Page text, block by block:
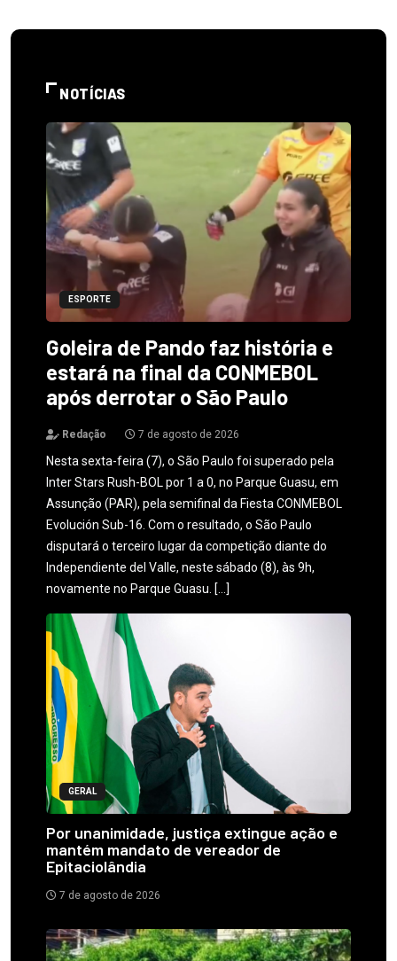
NOTÍCIAS
ESPORTE
Goleira de Pando faz história e
estará na final da CONMEBOL
após derrotar o São Paulo
Redação 7 de agosto de 2026
Nesta sexta-feira (7), o São Paulo foi superado pela
Inter Stars Rush-BOL por 1 a 0, no Parque Guasu, em
Assunção (PAR), pela semifinal da Fiesta CONMEBOL
Evolución Sub-16. Com o resultado, o São Paulo
disputará o terceiro lugar da competição diante do
Independiente del Valle, neste sábado (8), às 9h,
novamente no Parque Guasu. […]
GERAL
Por unanimidade, justiça extingue ação e
mantém mandato de vereador de
Epitaciolândia
7 de agosto de 2026